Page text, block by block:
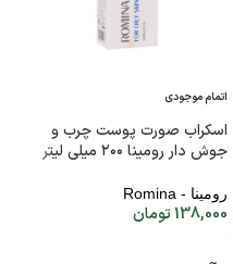
اتمام موجودی
اسکراب صورت پوست چرب و
جوش دار رومینا ۲۰۰ میلی لیتر
رومینا - Romina
138,000تومان